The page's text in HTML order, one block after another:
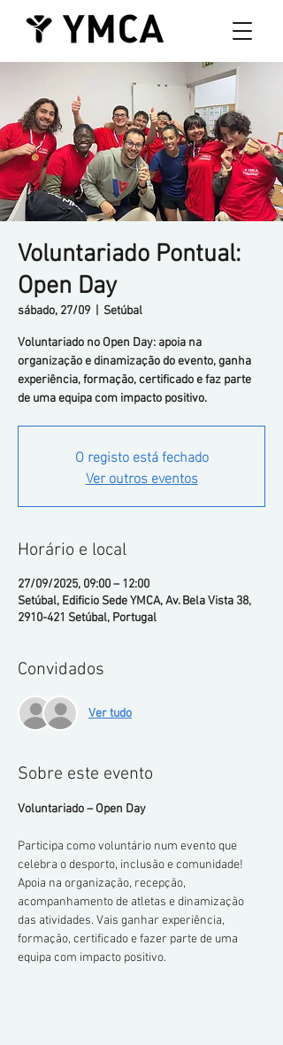
Voluntariado Pontual:
Open Day
sábado, 27/09 Setúbal
Voluntariado no Open Day: apoia na
organização e dinamização do evento, ganha
experiência, formação, certificado e faz parte
de uma equipa com impacto positivo.
O registo está fechado
Ver outros eventos
Horário e local
27/09/2025, 09:00 – 12:00
Setúbal, Edificio Sede YMCA, Av. Bela Vista 38,
2910-421 Setúbal, Portugal
Convidados
Ver tudo
Sobre este evento
Voluntariado – Open Day
Participa como voluntário num evento que
celebra o desporto, inclusão e comunidade!
Apoia na organização, recepção,
acompanhamento de atletas e dinamização
das atividades. Vais ganhar experiência,
formação, certificado e fazer parte de uma
equipa com impacto positivo.